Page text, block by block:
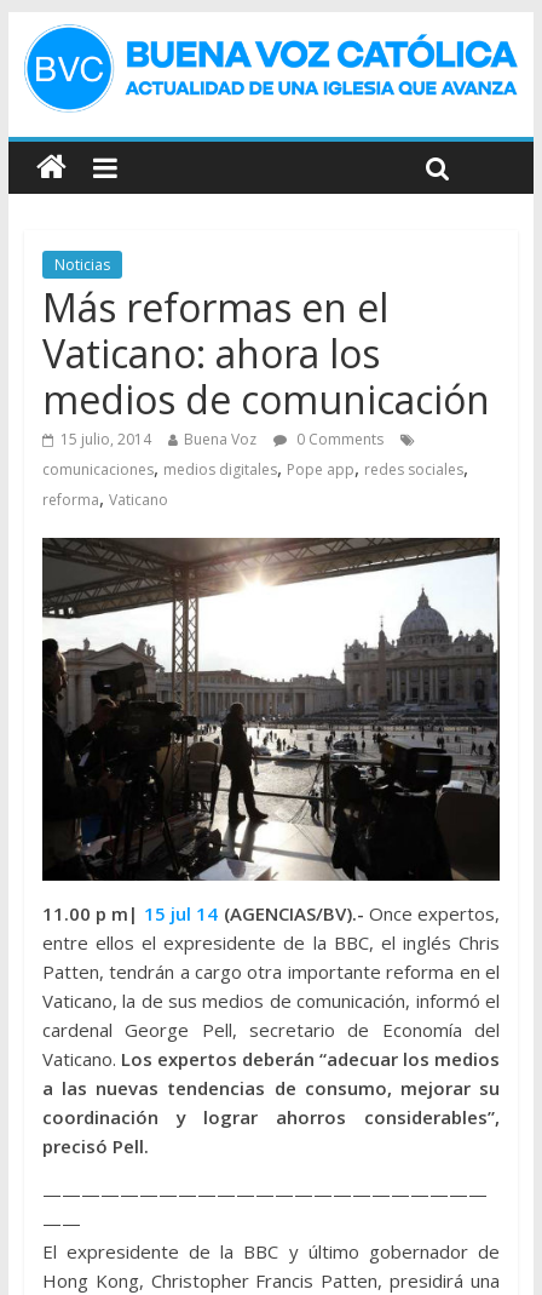
Noticias
Más reformas en el
Vaticano: ahora los
medios de comunicación
15 julio, 2014 Buena Voz
0 Comments
comunicaciones, medios digitales, Pope app, redes sociales,
reforma, Vaticano
11.00 p m| 15 jul 14 (AGENCIAS/BV).- Once expertos,
entre ellos el expresidente de la BBC, el inglés Chris
Patten, tendrán a cargo otra importante reforma en el
Vaticano, la de sus medios de comunicación, informó el
cardenal George Pell, secretario de Economía del
Vaticano. Los expertos deberán “adecuar los medios
a las nuevas tendencias de consumo, mejorar su
coordinación y lograr ahorros considerables”,
precisó Pell.
———————————————————————
——
El expresidente de la BBC y último gobernador de
Hong Kong, Christopher Francis Patten, presidirá una